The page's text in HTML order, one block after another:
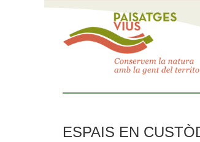
ESPAIS EN